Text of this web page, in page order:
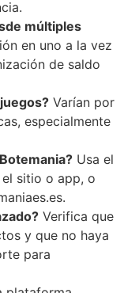
múltiples
en uno a la vez
de saldo
Varían por
especialmente
Usa el
sitio o app, o
Verifica que
y que no haya
para